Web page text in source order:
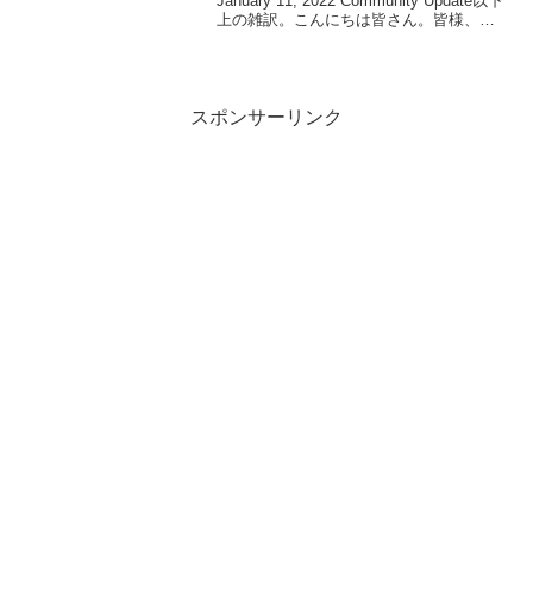
上の雑訳。こんにちは皆さん。皆様、安
スポンサーリンク